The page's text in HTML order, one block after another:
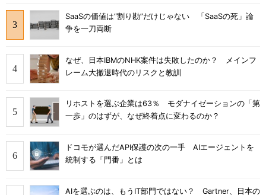
SaaSの価値は“割り勘”だけじゃない 「SaaSの死」論
争を一刀両断
なぜ、日本IBMのNHK案件は失敗したのか？ メインフ
レーム大撤退時代のリスクと教訓
リホストを選ぶ企業は63％ モダナイゼーションの「第
一歩」のはずが、なぜ終着点に変わるのか？
ドコモが選んだAPI保護の次の一手 AIエージェントを
統制する「門番」とは
AIを選ぶのは、もうIT部門ではない？ Gartner、日本の